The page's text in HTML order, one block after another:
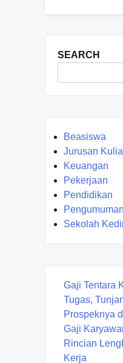
SEARCH
Beasiswa
Jurusan
Keuangan
Pekerjaan
Pendidikan
Pengumuman
Sekolah
Gaji Tentara
Tugas,
Prospeknya
Gaji
Rincian
Kerja